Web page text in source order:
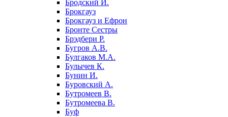
Бродский И.
Брокгауз
Брокгауз и Ефрон
Бронте Сестры
Брэдбери Р.
Бугров А.В.
Булгаков М.А.
Булычев К.
Бунин И.
Буровский А.
Бутромеев В.
Бутромеева В.
Буф